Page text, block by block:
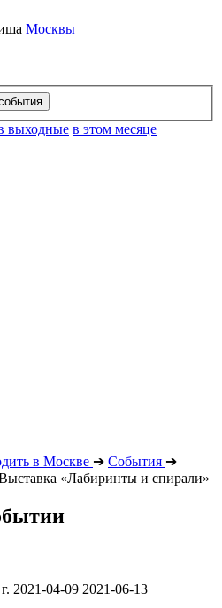
Москвы
выходные в этом месяце
в Москве ➔ События ➔
«Лабиринты и спирали»
2021-04-09 2021-06-13